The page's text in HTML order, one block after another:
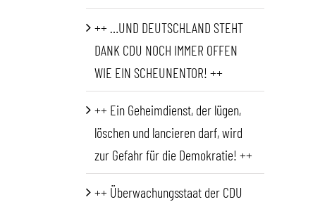
++ …UND DEUTSCHLAND STEHT
DANK CDU NOCH IMMER OFFEN
WIE EIN SCHEUNENTOR! ++
++ Ein Geheimdienst, der lügen,
löschen und lancieren darf, wird
zur Gefahr für die Demokratie! ++
++ Überwachungsstaat der CDU